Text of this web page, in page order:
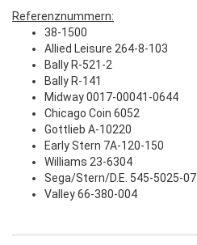
Referenznummern:
38-1500
Allied Leisure 264-8-103
Bally R-521-2
Bally R-141
Midway 0017-00041-0644
Chicago Coin 6052
Gottlieb A-10220
Early Stern 7A-120-150
Williams 23-6304
Sega/Stern/D.E. 545-5025-07
Valley 66-380-004